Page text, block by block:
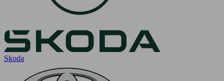
Skoda